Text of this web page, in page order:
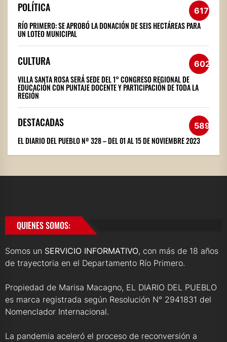
POLÍTICA 617
RÍO PRIMERO: SE APROBÓ LA DONACIÓN DE SEIS HECTÁREAS PARA
UN LOTEO MUNICIPAL
CULTURA 602
VILLA SANTA ROSA SERÁ SEDE DEL 1° CONGRESO REGIONAL DE
EDUCACIÓN CON PUNTAJE DOCENTE Y PARTICIPACIÓN DE TODA LA
REGIÓN
DESTACADAS 589
EL DIARIO DEL PUEBLO Nº 328 – DEL 01 AL 15 DE NOVIEMBRE 2023
QUIENES SOMOS:
Somos un SERVICIO INFORMATIVO, con más de 18 años
de trayectoria en el Departamento Río Primero.
Propiedad de Marisa Macagno, EL DIARIO DEL PUEBLO
es marca registrada según Resolución N° 2941831 del
Nomenclador Internacional.
La pandemia aceleró el proceso de reconversión a